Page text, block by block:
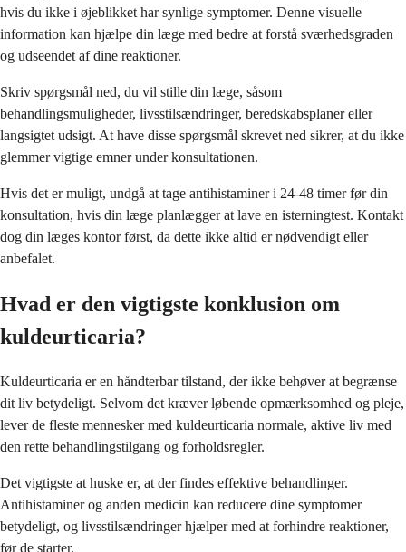
hvis du ikke i øjeblikket har synlige symptomer. Denne visuelle
information kan hjælpe din læge med bedre at forstå sværhedsgraden
og udseendet af dine reaktioner.
Skriv spørgsmål ned, du vil stille din læge, såsom
behandlingsmuligheder, livsstilsændringer, beredskabsplaner eller
langsigtet udsigt. At have disse spørgsmål skrevet ned sikrer, at du ikke
glemmer vigtige emner under konsultationen.
Hvis det er muligt, undgå at tage antihistaminer i 24-48 timer før din
konsultation, hvis din læge planlægger at lave en isterningtest. Kontakt
dog din læges kontor først, da dette ikke altid er nødvendigt eller
anbefalet.
Hvad er den vigtigste konklusion om
kuldeurticaria?
Kuldeurticaria er en håndterbar tilstand, der ikke behøver at begrænse
dit liv betydeligt. Selvom det kræver løbende opmærksomhed og pleje,
lever de fleste mennesker med kuldeurticaria normale, aktive liv med
den rette behandlingstilgang og forholdsregler.
Det vigtigste at huske er, at der findes effektive behandlinger.
Antihistaminer og anden medicin kan reducere dine symptomer
betydeligt, og livsstilsændringer hjælper med at forhindre reaktioner,
før de starter.